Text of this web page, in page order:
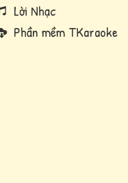
Lời Nhạc
Phần mềm TKaraoke